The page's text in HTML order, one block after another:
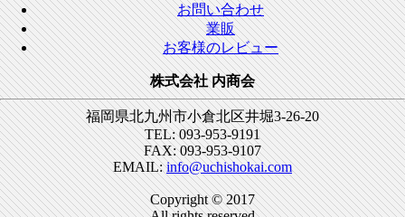
お問い合わせ
業販
お客様のレビュー
株式会社 内商会
福岡県北九州市小倉北区井堀3-26-20
TEL: 093-953-9191
FAX: 093-953-9107
EMAIL:info@uchishokai.com
Copyright © 2017